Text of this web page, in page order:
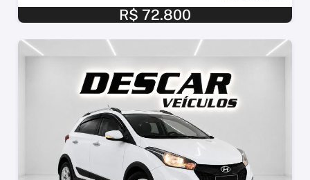
R$ 72.800